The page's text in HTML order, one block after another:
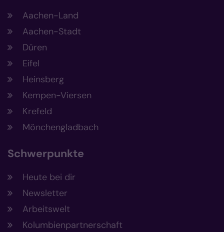
Aachen-Land
Aachen-Stadt
Düren
Eifel
Heinsberg
Kempen-Viersen
Krefeld
Mönchengladbach
Schwerpunkte
Heute bei dir
Newsletter
Arbeitswelt
Kolumbienpartnerschaft